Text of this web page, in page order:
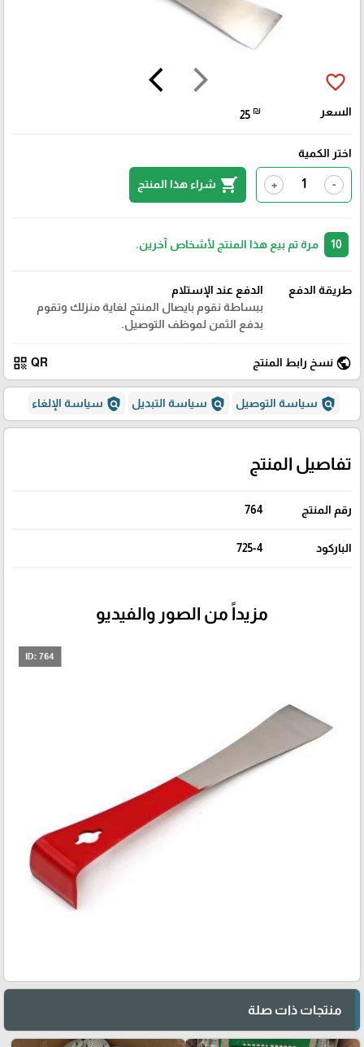
arrow_forward_ios
arrow_back_ios favorite_border
السعر 25 ₪
اختر الكمية
-
+
shopping_cart شراء هذا المنتج
مرة تم بيع هذا المنتج لأشخاص آخرين.
طريقة الدفع
الدفع عند الإستلام
ببساطة نقوم بايصال المنتج لغاية منزلك وتقوم
بدفع الثمن لموظف التوصيل.
public نسخ رابط المنتج QR
qr_code
policy سياسة التوصيل policy سياسة التبديل policy سياسة الإلغاء
تفاصيل المنتج
رقم المنتج 764
الباركود 725-4
مزيداً من الصور والفيديو
منتجات ذات صلة